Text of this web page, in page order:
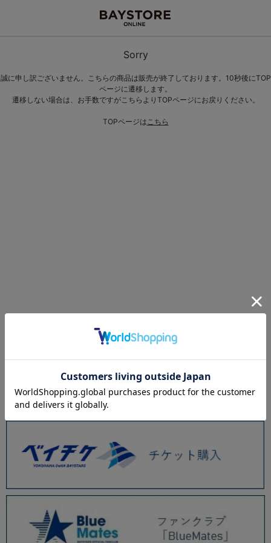
Sorry
誠に申し訳ございません。こちらの商品は販売が終了しております。10秒後にTOP
ページに遷移します。
遷移しない場合は、お手数ですがこちらよりTOPページにお戻りください。
TOPページはこちら